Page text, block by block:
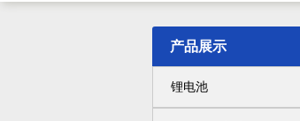
产品展示
锂电池